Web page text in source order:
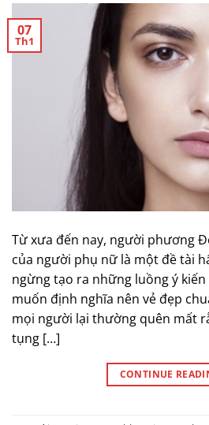
07
Th1
Từ xưa đến nay, người phương
của người phụ nữ là một đề tài
ngừng tạo ra những luồng ý
muốn định nghĩa nên vẻ đẹp
mọi người lại thường quên mất
tụng […]
CONTINUE